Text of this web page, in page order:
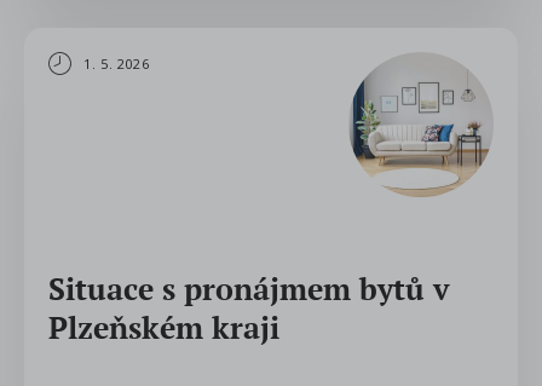
1. 5. 2026
Situace s pronájmem bytů v
Plzeňském kraji